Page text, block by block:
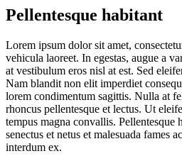
Pellentesque habitant
Lorem ipsum dolor sit amet,
vehicula laoreet. In egestas, augue a
at vestibulum eros nisl at est. Sed
Nam blandit non elit imperdiet
lorem condimentum sagittis. Nulla at
rhoncus pellentesque et lectus. Ut
tempus magna convallis. Pellentesque
senectus et netus et malesuada fames
interdum ex.